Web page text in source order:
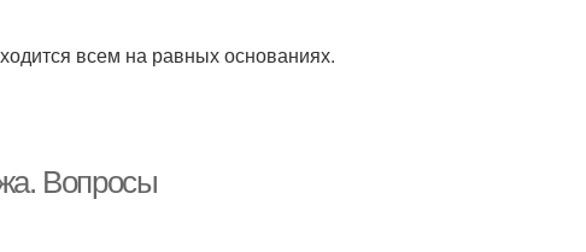
всем на равных основаниях.
Вопросы